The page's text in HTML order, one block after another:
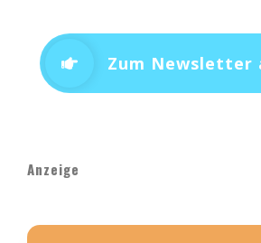
Zum Newsletter
Anzeige